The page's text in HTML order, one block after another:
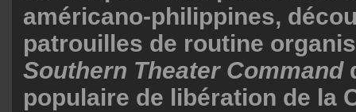
américano-philippines,
patrouilles de routine
Southern Theater Command
populaire de libération de la